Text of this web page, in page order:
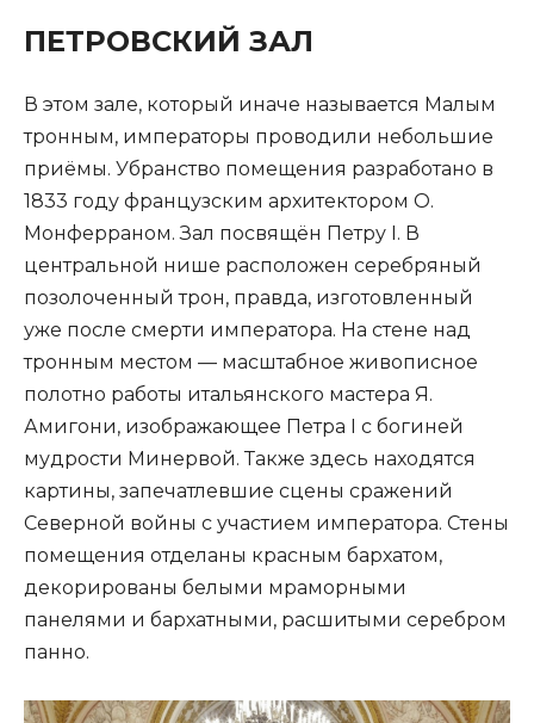
ПЕТРОВСКИЙ ЗАЛ
В этом зале, который иначе называется Малым
тронным, императоры проводили небольшие
приёмы. Убранство помещения разработано в
1833 году французским архитектором О.
Монферраном. Зал посвящён Петру I. В
центральной нише расположен серебряный
позолоченный трон, правда, изготовленный
уже после смерти императора. На стене над
тронным местом — масштабное живописное
полотно работы итальянского мастера Я.
Амигони, изображающее Петра I с богиней
мудрости Минервой. Также здесь находятся
картины, запечатлевшие сцены сражений
Северной войны с участием императора. Стены
помещения отделаны красным бархатом,
декорированы белыми мраморными
панелями и бархатными, расшитыми серебром
панно.